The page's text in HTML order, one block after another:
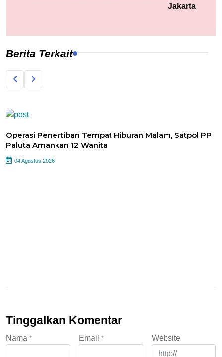
Jakarta
Berita Terkait
Operasi Penertiban Tempat Hiburan Malam, Satpol PP
Paluta Amankan 12 Wanita
04 Agustus 2026
Tinggalkan Komentar
Nama * Email * Website